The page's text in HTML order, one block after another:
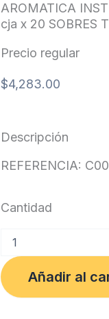
AROMATICA
cja x 20 SOBRES
Precio regular
$4,283.00
Descripción
REFERENCIA:
Cantidad
INSTITUCIONAL
PARA
DESPUES
DE
Añadir al